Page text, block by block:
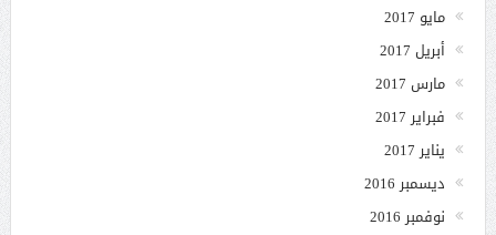
مايو 2017
أبريل 2017
مارس 2017
فبراير 2017
يناير 2017
ديسمبر 2016
نوفمبر 2016